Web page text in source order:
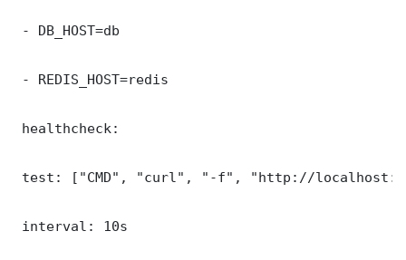
- DB_HOST=db
- REDIS_HOST=redis
healthcheck:
test: ["CMD", "curl", "-f", "http://
interval: 10s